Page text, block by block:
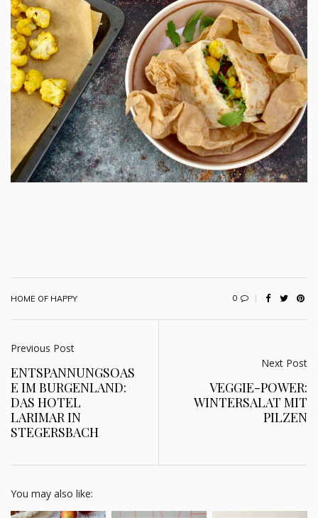
HOME OF HAPPY 0
Previous Post
ENTSPANNUNGSOAS
E IM BURGENLAND:
DAS HOTEL
LARIMAR IN
STEGERSBACH
Next Post
VEGGIE-POWER:
WINTERSALAT MIT
PILZEN
You may also like: